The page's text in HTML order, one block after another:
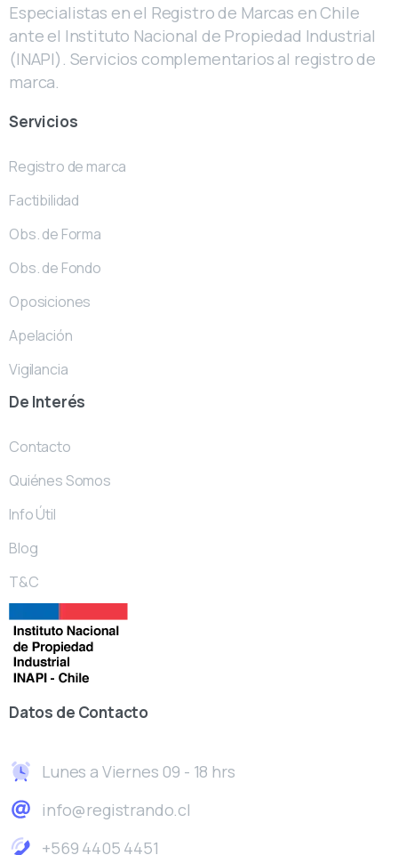
Especialistas en el Registro de Marcas en Chile
ante el Instituto Nacional de Propiedad Industrial
(INAPI). Servicios complementarios al registro de
marca.
Servicios
Registro de marca
Factibilidad
Obs. de Forma
Obs. de Fondo
Oposiciones
Apelación
Vigilancia
De Interés
Contacto
Quiénes Somos
Info Útil
Blog
T&C
Datos de Contacto
Lunes a Viernes 09 - 18 hrs
info@registrando.cl
+569 4405 4451